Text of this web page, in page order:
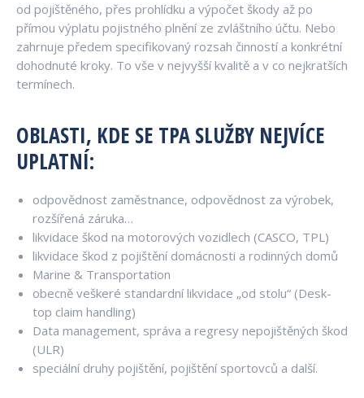
od pojištěného, přes prohlídku a výpočet škody až po
přímou výplatu pojistného plnění ze zvláštního účtu. Nebo
zahrnuje předem specifikovaný rozsah činností a konkrétní
dohodnuté kroky. To vše v nejvyšší kvalitě a v co nejkratších
termínech.
OBLASTI, KDE SE TPA SLUŽBY NEJVÍCE
UPLATNÍ:
odpovědnost zaměstnance, odpovědnost za výrobek,
rozšířená záruka…
likvidace škod na motorových vozidlech (CASCO, TPL)
likvidace škod z pojištění domácnosti a rodinných domů
Marine & Transportation
obecně veškeré standardní likvidace „od stolu“ (Desk-
top claim handling)
Data management, správa a regresy nepojištěných škod
(ULR)
speciální druhy pojištění, pojištění sportovců a další.